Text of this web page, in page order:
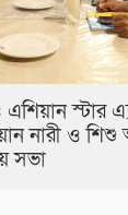
এশিয়ান স্টার
নারী ও শিশু
সভা